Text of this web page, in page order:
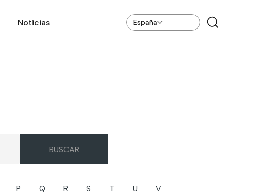
Noticias España
P Q R S T U
V